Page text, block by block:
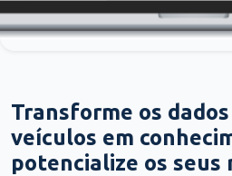
Transforme os
veículos em
potencialize os seus